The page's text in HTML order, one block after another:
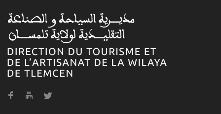
Agence de voyage POMARIA